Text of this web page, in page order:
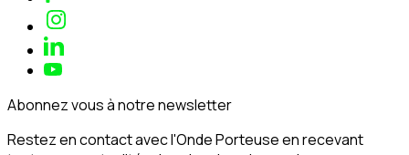
Abonnez vous à notre newsletter
Restez en contact avec l'Onde Porteuse en recevant